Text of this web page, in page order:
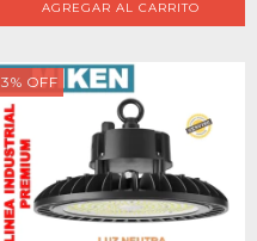
3% OFF